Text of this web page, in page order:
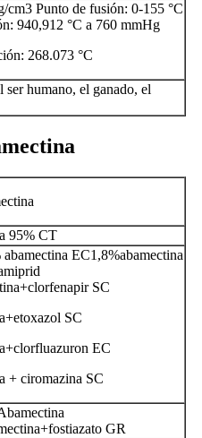
cm3 Punto de fusión: 0-155 °C
940,912 °C a 760 mmHg
268.073 °C
ser humano, el ganado, el
95% CT
EC1,8%abamectina
SC
SC
EC
+ ciromazina SC
GR